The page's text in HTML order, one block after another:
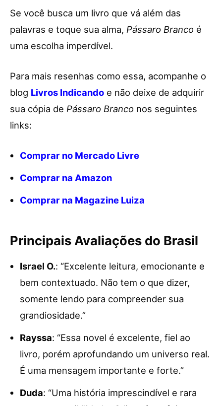
Se você busca um livro que vá além das
palavras e toque sua alma, Pássaro Branco é
uma escolha imperdível.
Para mais resenhas como essa, acompanhe o
blog Livros Indicando e não deixe de adquirir
sua cópia de Pássaro Branco nos seguintes
links:
Comprar no Mercado Livre
Comprar na Amazon
Comprar na Magazine Luiza
Principais Avaliações do Brasil
Israel O.: “Excelente leitura, emocionante e
bem contextuado. Não tem o que dizer,
somente lendo para compreender sua
grandiosidade.”
Rayssa: “Essa novel é excelente, fiel ao
livro, porém aprofundando um universo real.
É uma mensagem importante e forte.”
Duda: “Uma história imprescindível e rara